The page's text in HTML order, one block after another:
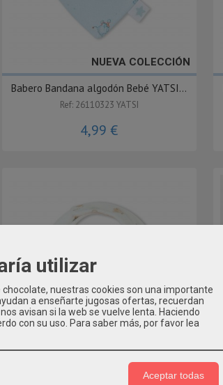
NUEVA COLECCIÓN
Babero Bandana algodón Bebé YATSI...
Ref: 26110323 YATSI
4,99 €
utilizar
nuestras cookies son una importante
a enseñarte jugosas ofertas, recuerdan
avisan si la web se vuelve lenta. Haciendo
con su uso. Para saber más, por favor lea
Aceptar todas